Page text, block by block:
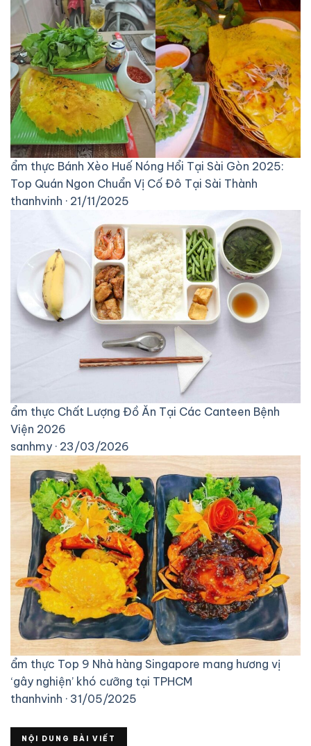
ẩm thực Bánh Xèo Huế Nóng Hổi Tại Sài Gòn 2025:
Top Quán Ngon Chuẩn Vị Cố Đô Tại Sài Thành
thanhvinh · 21/11/2025
ẩm thực Chất Lượng Đồ Ăn Tại Các Canteen Bệnh
Viện 2026
sanhmy · 23/03/2026
ẩm thực Top 9 Nhà hàng Singapore mang hương vị
‘gây nghiện’ khó cưỡng tại TPHCM
thanhvinh · 31/05/2025
NỘI DUNG BÀI VIẾT